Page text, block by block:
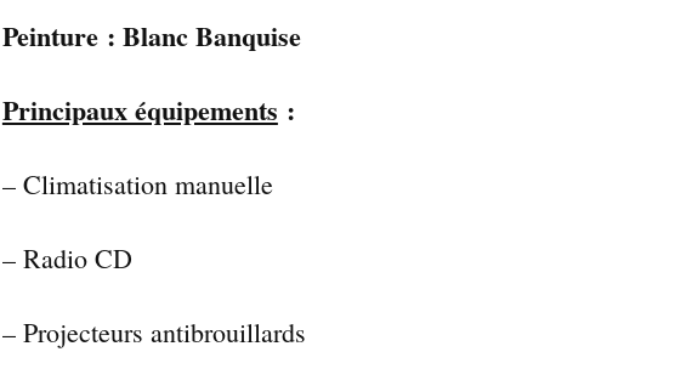
Peinture : Blanc Banquise
Principaux équipements :
– Climatisation manuelle
– Radio CD
– Projecteurs antibrouillards